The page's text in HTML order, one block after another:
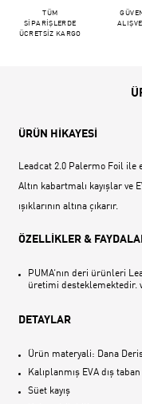
TÜM
SİPARİŞLERDE
ÜCRETSİZ KARGO
ÜRÜN HİKAYESİ
Leadcat 2.0 Palermo Foil ile
Altın kabartmalı kayışlar ve
ışıklarının altına çıkarır.
ÖZELLİKLER &
PUMA‘nın deri ürünleri
üretimi desteklemektedir.
DETAYLAR
Ürün materyali: Dana
Kalıplanmış EVA dış taban
Süet kayış